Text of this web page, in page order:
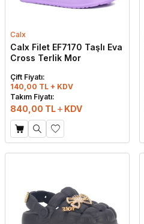
Calx
Calx Filet EF7170 Taşlı Eva
Cross Terlik Mor
Çift Fiyatı:
140,00 TL + KDV
Takım Fiyatı:
840,00 TL KDV